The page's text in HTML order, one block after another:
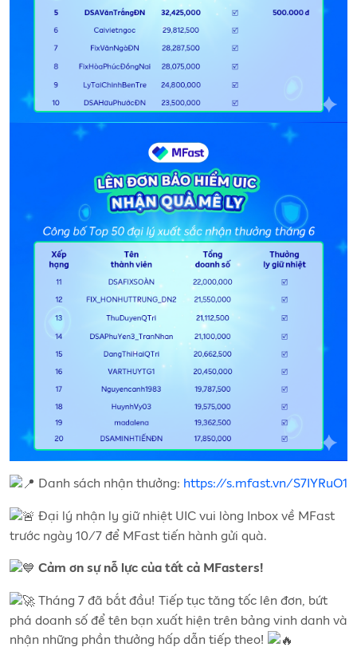
Danh sách nhận thưởng: https://s.mfast.vn/S7IYRuO1
Đại lý nhận ly giữ nhiệt UIC vui lòng Inbox về MFast
trước ngày 10/7 để MFast tiến hành gửi quà.
Cảm ơn sự nỗ lực của tất cả MFasters!
Tháng 7 đã bắt đầu! Tiếp tục tăng tốc lên đơn, bứt
phá doanh số để tên bạn xuất hiện trên bảng vinh danh và
nhận những phần thưởng hấp dẫn tiếp theo!